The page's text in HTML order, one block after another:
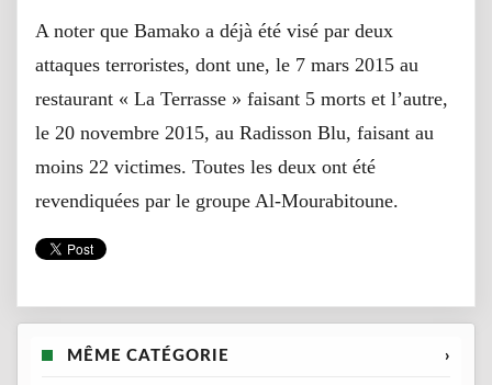
A noter que Bamako a déjà été visé par deux
attaques terroristes, dont une, le 7 mars 2015 au
restaurant « La Terrasse » faisant 5 morts et l’autre,
le 20 novembre 2015, au Radisson Blu, faisant au
moins 22 victimes. Toutes les deux ont été
revendiquées par le groupe Al-Mourabitoune.
MÊME CATÉGORIE ›